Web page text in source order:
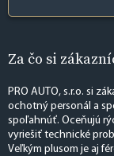
Za čo si
PRO AUTO, s.r.o. si
ochotný personál a
spoľahnúť. Oceňujú
vyriešiť technické
Veľkým plusom je aj